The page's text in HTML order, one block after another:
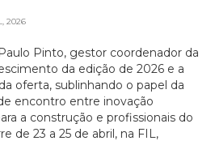
2026
Pinto, gestor coordenador da
da edição de 2026 e a
oferta, sublinhando o papel da
encontro entre inovação
a construção e profissionais do
de 23 a 25 de abril, na FIL,